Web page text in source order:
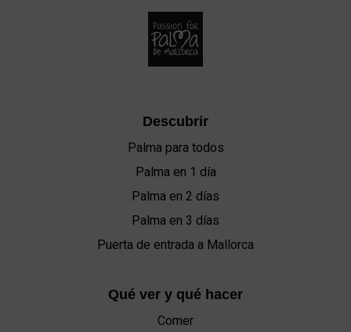
Descubrir
Palma para todos
Palma en 1 día
Palma en 2 días
Palma en 3 días
Puerta de entrada a Mallorca
Qué ver y qué hacer
Comer